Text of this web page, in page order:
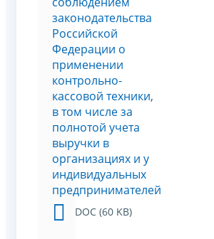
законодательства
Российской
Федерации о
применении
контрольно-
кассовой техники,
в том числе за
полнотой учета
выручки в
организациях и у
индивидуальных
предпринимателей
DOC (60 KB)